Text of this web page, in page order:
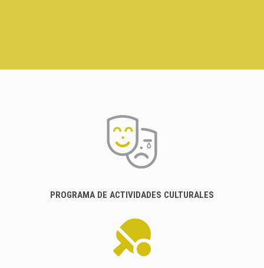
PROGRAMA DE ACTIVIDADES CULTURALES